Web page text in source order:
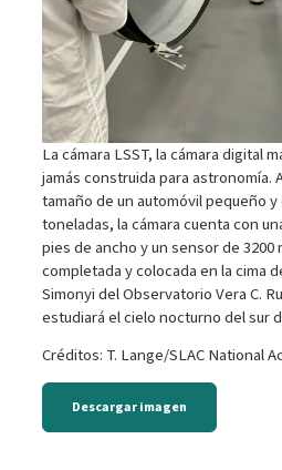
La cámara LSST, la cámara digital
jamás construida para astronomía.
tamaño de un automóvil pequeño
toneladas, la cámara cuenta con
pies de ancho y un sensor de 3200
completada y colocada en la cima
Simonyi del Observatorio Vera C.
estudiará el cielo nocturno del sur
Créditos: T. Lange/SLAC National
Descargar imagen